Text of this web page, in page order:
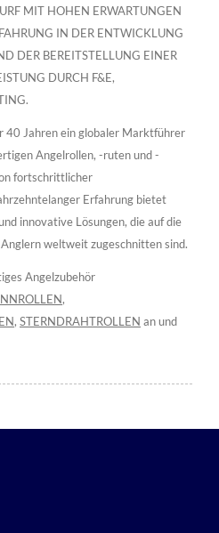
MIT HOHEN ERWARTUNGEN
IN DER ENTWICKLUNG
DER BEREITSTELLUNG EINER
DURCH F&E,
40 Jahren ein globaler Marktführer
Angelrollen, -ruten und -
fortschrittlicher
Erfahrung bietet
innovative Lösungen, die auf die
weltweit zugeschnitten sind.
Angelzubehör
,
, STERNDRAHTROLLEN an und